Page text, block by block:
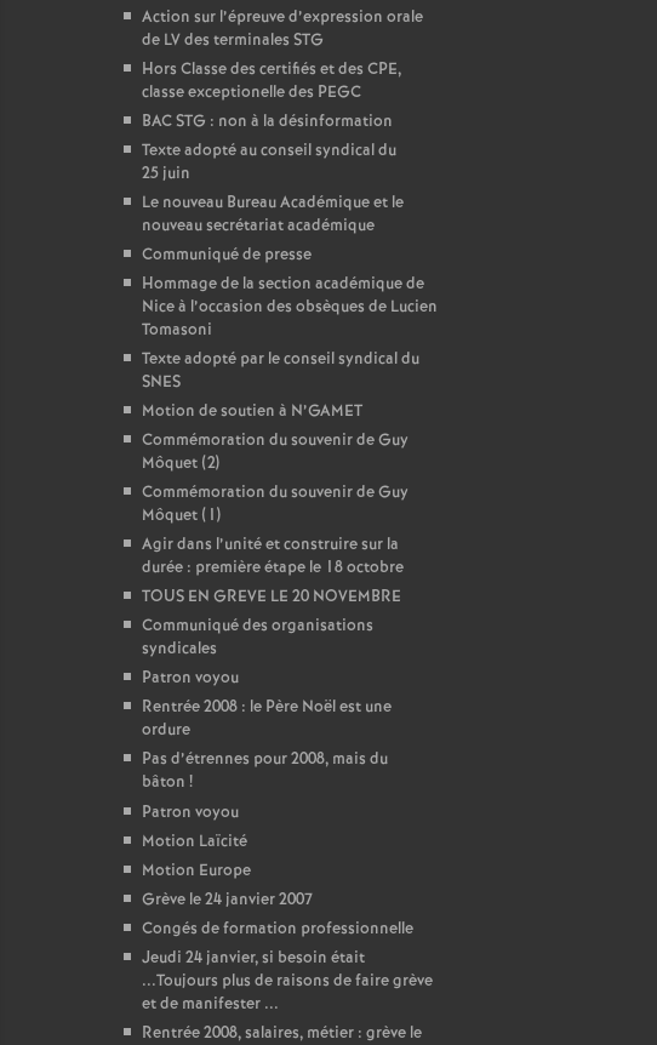
Action sur l’épreuve d’expression orale
de LV des terminales STG
Hors Classe des certifiés et des CPE,
classe exceptionelle des PEGC
BAC STG : non à la désinformation
Texte adopté au conseil syndical du
25 juin
Le nouveau Bureau Académique et le
nouveau secrétariat académique
Communiqué de presse
Hommage de la section académique de
Nice à l’occasion des obsèques de Lucien
Tomasoni
Texte adopté par le conseil syndical du
SNES
Motion de soutien à N’GAMET
Commémoration du souvenir de Guy
Môquet (2)
Commémoration du souvenir de Guy
Môquet (1)
Agir dans l’unité et construire sur la
durée : première étape le 18 octobre
TOUS EN GREVE LE 20 NOVEMBRE
Communiqué des organisations
syndicales
Patron voyou
Rentrée 2008 : le Père Noël est une
ordure
Pas d’étrennes pour 2008, mais du
bâton !
Patron voyou
Motion Laïcité
Motion Europe
Grève le 24 janvier 2007
Congés de formation professionnelle
Jeudi 24 janvier, si besoin était
...Toujours plus de raisons de faire grève
et de manifester ...
Rentrée 2008, salaires, métier : grève le